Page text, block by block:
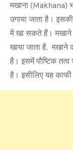
मखाना (Makhana)
उगाया जाता है। इसकी
में खा सकते हैं। मखाने
खाया जाता है. मखाने
है। इसमें पौष्टिक तत्व
है। इसीलिए यह